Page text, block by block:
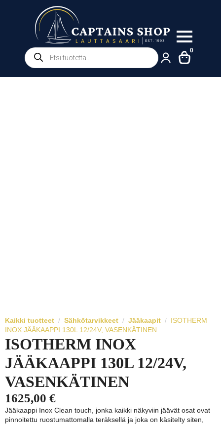
Products
search
0
Kaikki tuotteet Sähkötarvikkeet Jääkaapit
ISOTHERM
INOX JÄÄKAAPPI 130L 12/24V, VASENKÄTINEN
ISOTHERM INOX
JÄÄKAAPPI 130L 12/24V,
VASENKÄTINEN
1625,00 €
Jääkaappi Inox Clean touch, jonka kaikki näkyviin jäävät osat ovat
pinnoitettu ruostumattomalla teräksellä ja joka on käsitelty siten,